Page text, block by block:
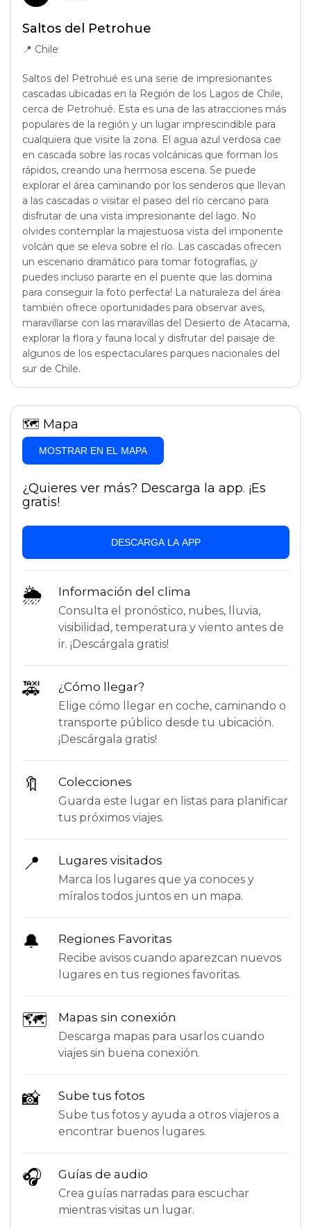
Saltos del Petrohue
📍 Chile
Saltos del Petrohué es una serie de impresionantes
cascadas ubicadas en la Región de los Lagos de Chile,
cerca de Petrohué. Esta es una de las atracciones más
populares de la región y un lugar imprescindible para
cualquiera que visite la zona. El agua azul verdosa cae
en cascada sobre las rocas volcánicas que forman los
rápidos, creando una hermosa escena. Se puede
explorar el área caminando por los senderos que llevan
a las cascadas o visitar el paseo del río cercano para
disfrutar de una vista impresionante del lago. No
olvides contemplar la majestuosa vista del imponente
volcán que se eleva sobre el río. Las cascadas ofrecen
un escenario dramático para tomar fotografías, ¡y
puedes incluso pararte en el puente que las domina
para conseguir la foto perfecta! La naturaleza del área
también ofrece oportunidades para observar aves,
maravillarse con las maravillas del Desierto de Atacama,
explorar la flora y fauna local y disfrutar del paisaje de
algunos de los espectaculares parques nacionales del
sur de Chile.
🗺 Mapa
MOSTRAR EN EL MAPA
¿Quieres ver más? Descarga la app. ¡Es
gratis!
DESCARGA LA APP
🌦 Información del clima
Consulta el pronóstico, nubes, lluvia,
visibilidad, temperatura y viento antes de
ir. ¡Descárgala gratis!
🚕 ¿Cómo llegar?
Elige cómo llegar en coche, caminando o
transporte público desde tu ubicación.
¡Descárgala gratis!
🔖 Colecciones
Guarda este lugar en listas para planificar
tus próximos viajes.
📍 Lugares visitados
Marca los lugares que ya conoces y
míralos todos juntos en un mapa.
🔔 Regiones Favoritas
Recibe avisos cuando aparezcan nuevos
lugares en tus regiones favoritas.
🗺 Mapas sin conexión
Descarga mapas para usarlos cuando
viajes sin buena conexión.
📸 Sube tus fotos
Sube tus fotos y ayuda a otros viajeros a
encontrar buenos lugares.
🎧 Guías de audio
Crea guías narradas para escuchar
mientras visitas un lugar.